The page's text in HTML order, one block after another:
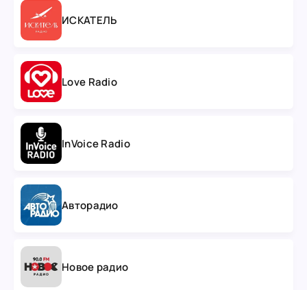
ИСКАТЕЛЬ
Love Radio
InVoice Radio
Авторадио
Новое радио